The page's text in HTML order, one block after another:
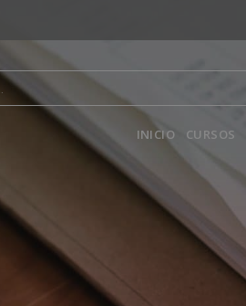
INICIO CURSOS